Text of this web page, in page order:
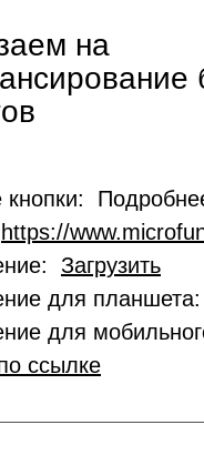
на
кнопки:
https://
Загрузить
для планшета:
для
ссылке